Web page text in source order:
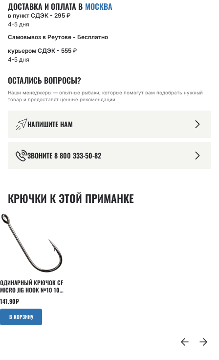
ДОСТАВКА И ОПЛАТА В МОСКВА
в пункт СДЭК - 295 ₽
4-5 дня
Самовывоз в Реутове - Бесплатно
курьером СДЭК - 555 ₽
4-5 дня
ОСТАЛИСЬ ВОПРОСЫ?
Наши менеджеры — опытные рыбаки, которые помогут вам подобрать нужный
товар и предоставят ценные рекомендации.
НАПИШИТЕ НАМ
ЗВОНИТЕ8 800 333-50-82
КРЮЧКИ К ЭТОЙ ПРИМАНКЕ
ОДИНАРНЫЙ КРЮЧОК CF
MICRO JIG HOOK №10 10
ШТ
141.90₽
В КОРЗИНУ